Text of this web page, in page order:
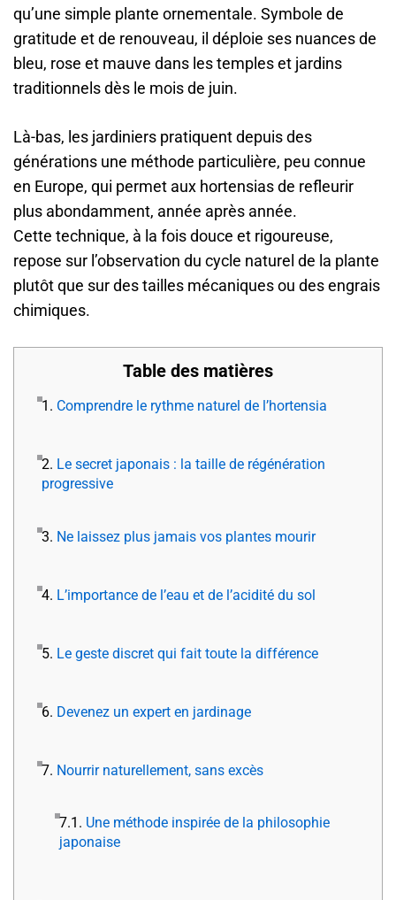
qu’une simple plante ornementale. Symbole de
gratitude et de renouveau, il déploie ses nuances de
bleu, rose et mauve dans les temples et jardins
traditionnels dès le mois de juin.
Là-bas, les jardiniers pratiquent depuis des
générations une méthode particulière, peu connue
en Europe, qui permet aux hortensias de refleurir
plus abondamment, année après année.
Cette technique, à la fois douce et rigoureuse,
repose sur l’observation du cycle naturel de la plante
plutôt que sur des tailles mécaniques ou des engrais
chimiques.
Table des matières
1. Comprendre le rythme naturel de l’hortensia
2. Le secret japonais : la taille de régénération
progressive
3. Ne laissez plus jamais vos plantes mourir
4. L’importance de l’eau et de l’acidité du sol
5. Le geste discret qui fait toute la différence
6. Devenez un expert en jardinage
7. Nourrir naturellement, sans excès
7.1. Une méthode inspirée de la philosophie
japonaise